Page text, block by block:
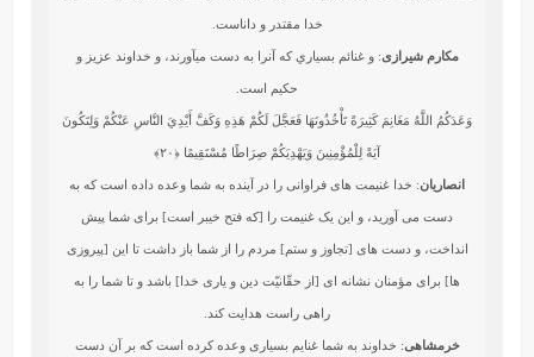
خدا مقتدر و داناست.
مکارم شیرازی: و غنائم بسياري كه آنرا به دست مي‏آورند، و خداوند عزيز و
حكيم است.
وَعَدَكُمُ اللَّهُ مَغَانِمَ كَثِيرَةً تَأْخُذُونَهَا فَعَجَّلَ لَكُمْ هَذِهِ وَكَفَّ أَيْدِيَ النَّاسِ عَنْكُمْ وَلِتَكُونَ
آيَةً لِلْمُؤْمِنِينَ وَيَهْدِيَكُمْ صِرَاطًا مُسْتَقِيمًا ﴿۲۰﴾
انصاریان: خدا غنیمت های فراوانی را در آینده به شما وعده داده است که به
دست می آورید، و این یک غنیمت را [که فتح خیبر است] برای شما پیش
انداخت، و دست های [تجاوز و ستم] مردم را از شما باز داشت تا این [پیروزی
ها] برای مؤمنان نشانه ای [از حقّانیّت دین و یاری خدا] باشد و تا شما را به
راهی راست هدایت کند.
خرمشاهی: خداوند به شما غنايم بسيارى وعده كرده است كه بر آن دست